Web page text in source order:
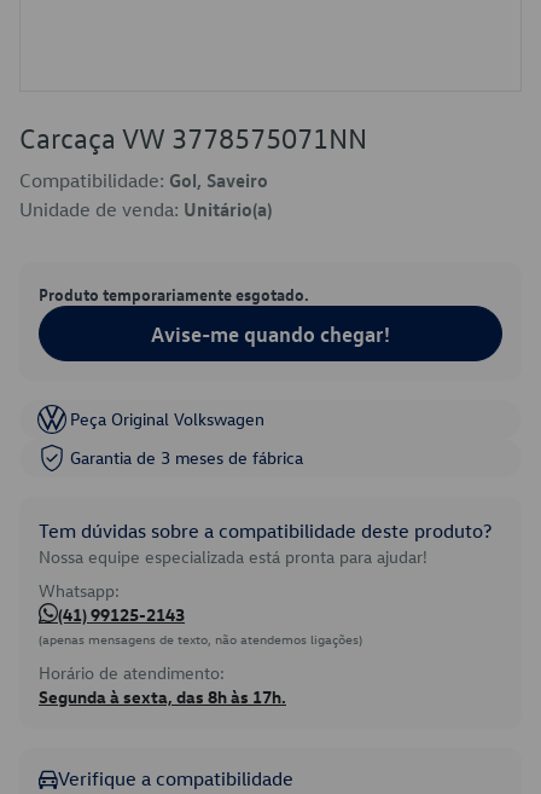
Carcaça VW 3778575071NN
Compatibilidade: Gol, Saveiro
Unidade de venda: Unitário(a)
Produto temporariamente esgotado.
Avise-me quando chegar!
Peça Original Volkswagen
Garantia de 3 meses de fábrica
Tem dúvidas sobre a compatibilidade deste produto?
Nossa equipe especializada está pronta para ajudar!
Whatsapp:
(41) 99125-2143
(apenas mensagens de texto, não atendemos ligações)
Horário de atendimento:
Segunda à sexta, das 8h às 17h.
Verifique a compatibilidade